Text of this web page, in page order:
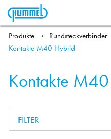
Produkte Rundsteckverbinder
Kontakte M40 Hybrid
Kontakte
FILTER